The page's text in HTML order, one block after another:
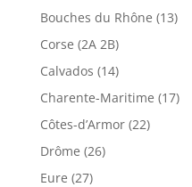
Bouches du Rhône (13)
Corse (2A 2B)
Calvados (14)
Charente-Maritime (17)
Côtes-d’Armor (22)
Drôme (26)
Eure (27)